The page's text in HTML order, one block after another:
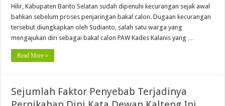
Hilir, Kabupaten Barito Selatan sudah dipenuhi kecurangan sejak awal
bahkan sebelum proses penjaringan bakal calon. Dugaan kecurangan
tersebut diungkapkan oleh Sudianto, salah satu warga yang
mengajukan diri sebagai bakal calon PAW Kades Kalanis yang …
Read More »
Sejumlah Faktor Penyebab Terjadinya